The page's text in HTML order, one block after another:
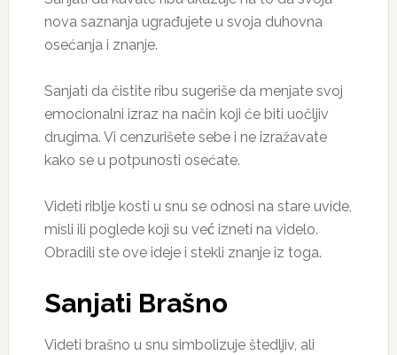
nova saznanja ugrađujete u svoja duhovna
osećanja i znanje.
Sanjati da čistite ribu sugeriše da menjate svoj
emocionalni izraz na način koji će biti uočljiv
drugima. Vi cenzurišete sebe i ne izražavate
kako se u potpunosti osećate.
Videti riblje kosti u snu se odnosi na stare uvide,
misli ili poglede koji su već izneti na videlo.
Obradili ste ove ideje i stekli znanje iz toga.
Sanjati Brašno
Videti brašno u snu simbolizuje štedljiv, ali